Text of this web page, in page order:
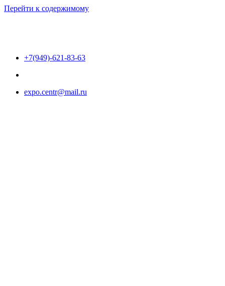
Перейти к содержимому
+7(949)-621-83-63
expo.centr@mail.ru